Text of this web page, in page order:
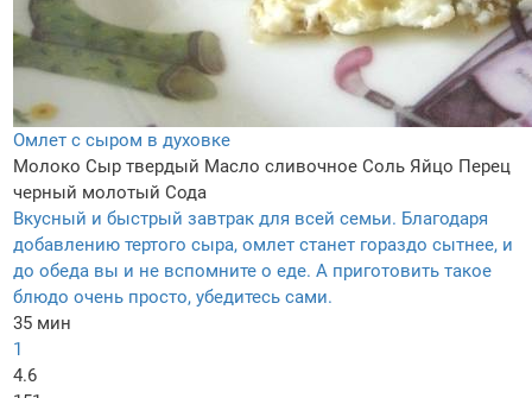
Омлет с сыром в духовке
Молоко Сыр твердый Масло сливочное Соль Яйцо Перец
черный молотый Сода
Вкусный и быстрый завтрак для всей семьи. Благодаря
добавлению тертого сыра, омлет станет гораздо сытнее, и
до обеда вы и не вспомните о еде. А приготовить такое
блюдо очень просто, убедитесь сами.
35 мин
1
4.6